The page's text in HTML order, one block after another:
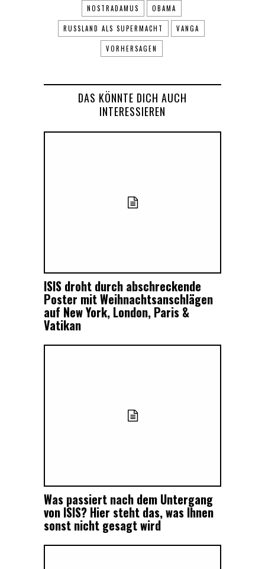
NOSTRADAMUS OBAMA
RUSSLAND ALS SUPERMACHT VANGA
VORHERSAGEN
DAS KÖNNTE DICH AUCH
INTERESSIEREN
ISIS droht durch abschreckende
Poster mit Weihnachtsanschlägen
auf New York, London, Paris &
Vatikan
Was passiert nach dem Untergang
von ISIS? Hier steht das, was Ihnen
sonst nicht gesagt wird